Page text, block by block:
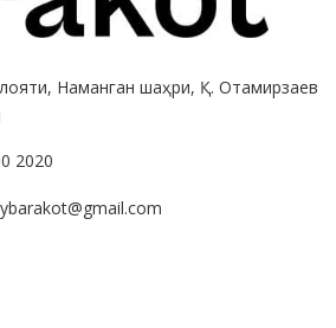
Наманган шаҳри, Қ. Отамирзаев
2020